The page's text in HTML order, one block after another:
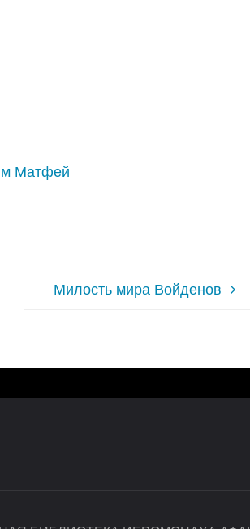
Матфей
Милость мира Войденов